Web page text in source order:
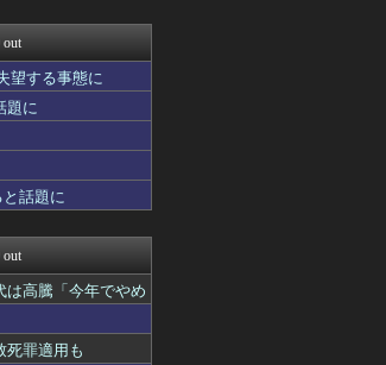
速報-
坂46...
り - ...
ぐ
～
速報
木りん...
out
望する事態に
題に
話題に
out
高騰「今年でやめ
死罪適用も